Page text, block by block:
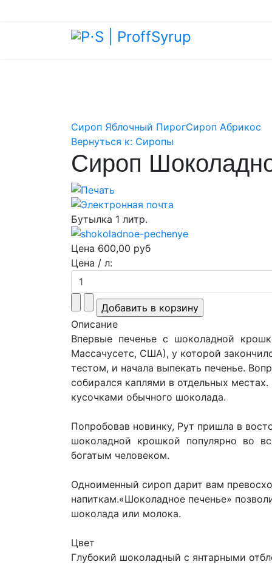
Сироп Яблочный ПирогСироп Абрикос
Вернуться к: Сиропы
Сироп
Бутылка 1 литр.
Цена 600,00 руб
Цена / л:
Описание
Впервые печенье с шоколадной
Массачусетс, США), у которой
тестом, и начала выпекать печенье.
собирался каплями в отдельных
кусочками обычного шоколада.
Попробовав новинку, Рут пришла в
шоколадной крошкой популярно во
богатым человеком.
Одноименный сироп дарит вам
напиткам.«Шоколадное печенье»
шоколада или молока.
Цвет
Глубокий шоколадный с янтарными